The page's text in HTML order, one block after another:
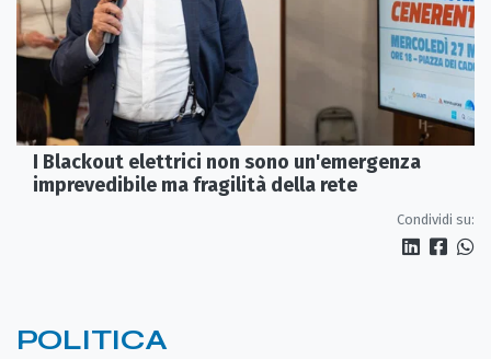
I Blackout elettrici non sono un'emergenza
imprevedibile ma fragilità della rete
Condividi su:
POLITICA